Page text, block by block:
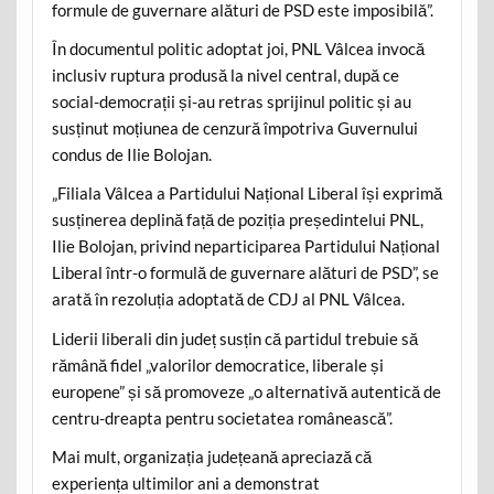
formule de guvernare alături de PSD este imposibilă”.
În documentul politic adoptat joi, PNL Vâlcea invocă
inclusiv ruptura produsă la nivel central, după ce
social-democrații și-au retras sprijinul politic și au
susținut moțiunea de cenzură împotriva Guvernului
condus de Ilie Bolojan.
„Filiala Vâlcea a Partidului Național Liberal își exprimă
susținerea deplină față de poziția președintelui PNL,
Ilie Bolojan, privind neparticiparea Partidului Național
Liberal într-o formulă de guvernare alături de PSD”, se
arată în rezoluția adoptată de CDJ al PNL Vâlcea.
Liderii liberali din județ susțin că partidul trebuie să
rămână fidel „valorilor democratice, liberale și
europene” și să promoveze „o alternativă autentică de
centru-dreapta pentru societatea românească”.
Mai mult, organizația județeană apreciază că
experiența ultimilor ani a demonstrat